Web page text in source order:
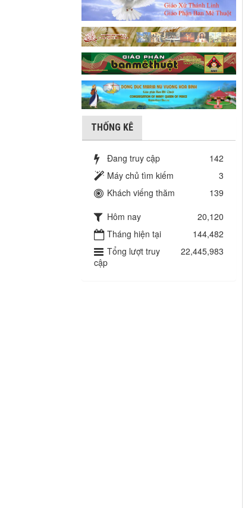
THỐNG KÊ
Đang truy cập
142
Máy chủ tìm kiếm
3
Khách viếng thăm
139
Hôm nay
20,120
Tháng hiện tại
144,482
Tổng lượt truy
cập
22,445,983